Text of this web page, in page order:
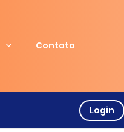
Contato
Login